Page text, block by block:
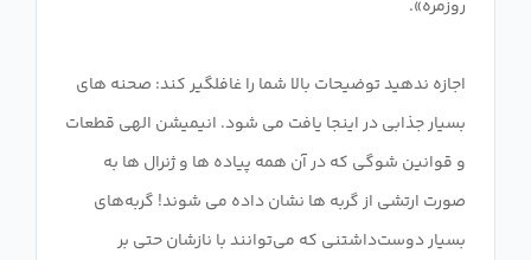
اجازه ندهید توضیحات بالا شما را غافلگیر کند: صحنه های
بسیار جذابی در اینجا یافت می شود. انیمیشن الهی قطعات
و قوانین شوگی که در آن همه پیاده ها و ژنرال ها به
صورت ارتشی از گربه ها نشان داده می شوند! گربه‌های
بسیار دوست‌داشتنی که می‌توانند با نازشان حتی بر